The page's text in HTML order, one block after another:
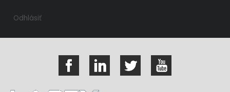
Odhlásiť